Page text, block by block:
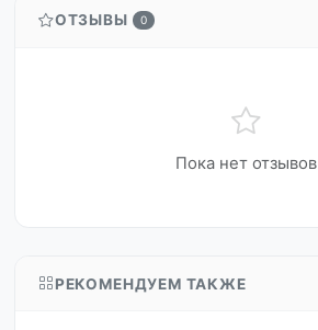
ОТЗЫВЫ 0
Пока нет отзывов
РЕКОМЕНДУЕМ ТАКЖЕ